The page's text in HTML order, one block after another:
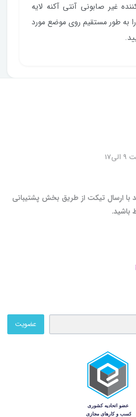
غیر صابونی آنتی آکنه لایه
را به طور مستقیم روی موضع مورد
با ارسال تیکت از طریق بخش پشتیبانی
باشید.
عضویت